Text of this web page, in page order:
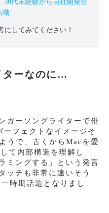
30代未経験から自社開発企
職
にしてみてください！
ターなのに…
ガーソングライターで俳
フェクトなイメージそ
うで、古くからMacを愛
て内部構造を理解し
ミングする」という発言
ッチも非常に速いそう
時期話題となりまし